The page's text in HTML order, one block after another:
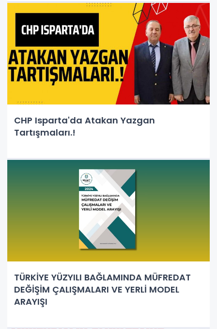
CHP Isparta'da Atakan Yazgan
Tartışmaları.!
TÜRKİYE YÜZYILI BAĞLAMINDA MÜFREDAT
DEĞİŞİM ÇALIŞMALARI VE YERLİ MODEL
ARAYIŞI